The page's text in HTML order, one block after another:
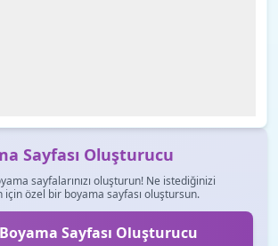
Sayfası Oluşturucu
sayfalarınızı oluşturun! Ne istediğinizi
için özel bir boyama sayfası oluştursun.
Sayfası Oluşturucu